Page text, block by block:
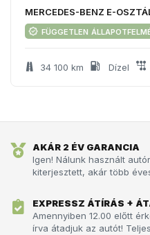
MERCEDES-BENZ E-
független
34 100 km Dízel
AKÁR 2 ÉV GARANCIA
Igen! Nálunk használt
kiterjesztett, akár több
EXPRESSZ ÁTÍRÁS +
Amennyiben 12.00 előtt
írva átadjuk az autót!­­­